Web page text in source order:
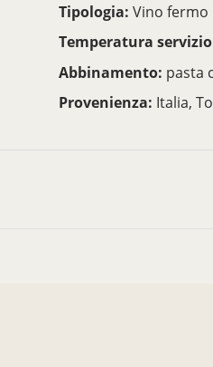
Tipologia: Vino fermo
Temperatura
Abbinamento: pasta
Provenienza: Italia,